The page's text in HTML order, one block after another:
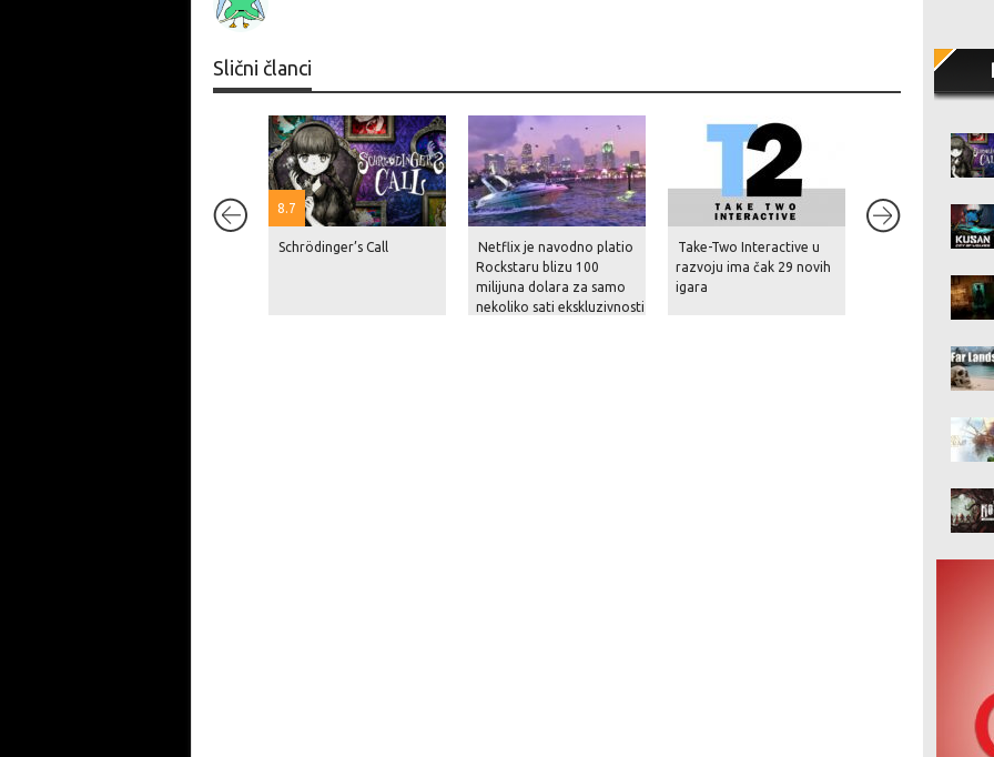
Slični članci
8.7
Schrödinger’s Call
Netflix je navodno platio
Rockstaru blizu 100
milijuna dolara za samo
nekoliko sati ekskluzivnosti
Take-Two Interactive u
razvoju ima čak 29 novih
igara
8.5
Kusan: City of